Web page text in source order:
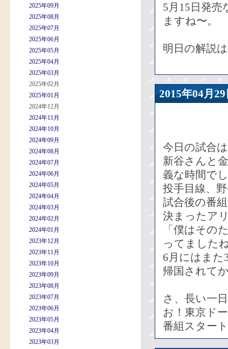
2025年09月
2025年08月
2025年07月
2025年06月
2025年05月
2025年04月
2025年03月
2025年02月
2025年01月
2024年12月
2024年11月
2024年10月
2024年09月
2024年08月
2024年07月
2024年06月
2024年05月
2024年04月
2024年03月
2024年02月
2024年01月
2023年12月
2023年11月
2023年10月
2023年09月
2023年08月
2023年07月
2023年06月
2023年05月
2023年04月
2023年03月
5月15日発
ますね〜。
明日の解説
2015年04
今日の試合
新谷さんと
義な時間で
投手目線、
試合後の番
決まったア
「僕はその
ってました
6月にはまた
帰国されて
さ、長い一
お！東京ド
番組スター